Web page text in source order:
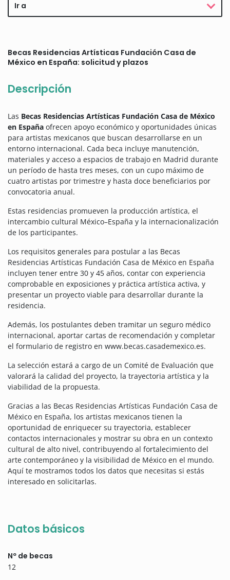
Ir a
Becas Residencias Artísticas Fundación Casa de
México en España: solicitud y plazos
Descripción
Las Becas Residencias Artísticas Fundación Casa de México
en España ofrecen apoyo económico y oportunidades únicas
para artistas mexicanos que buscan desarrollarse en un
entorno internacional. Cada beca incluye manutención,
materiales y acceso a espacios de trabajo en Madrid durante
un período de hasta tres meses, con un cupo máximo de
cuatro artistas por trimestre y hasta doce beneficiarios por
convocatoria anual.
Estas residencias promueven la producción artística, el
intercambio cultural México–España y la internacionalización
de los participantes.
Los requisitos generales para postular a las Becas
Residencias Artísticas Fundación Casa de México en España
incluyen tener entre 30 y 45 años, contar con experiencia
comprobable en exposiciones y práctica artística activa, y
presentar un proyecto viable para desarrollar durante la
residencia.
Además, los postulantes deben tramitar un seguro médico
internacional, aportar cartas de recomendación y completar
el formulario de registro en www.becas.casademexico.es.
La selección estará a cargo de un Comité de Evaluación que
valorará la calidad del proyecto, la trayectoria artística y la
viabilidad de la propuesta.
Gracias a las Becas Residencias Artísticas Fundación Casa de
México en España, los artistas mexicanos tienen la
oportunidad de enriquecer su trayectoria, establecer
contactos internacionales y mostrar su obra en un contexto
cultural de alto nivel, contribuyendo al fortalecimiento del
arte contemporáneo y la visibilidad de México en el mundo.
Aquí te mostramos todos los datos que necesitas si estás
interesado en solicitarlas.
Datos básicos
Nº de becas
12